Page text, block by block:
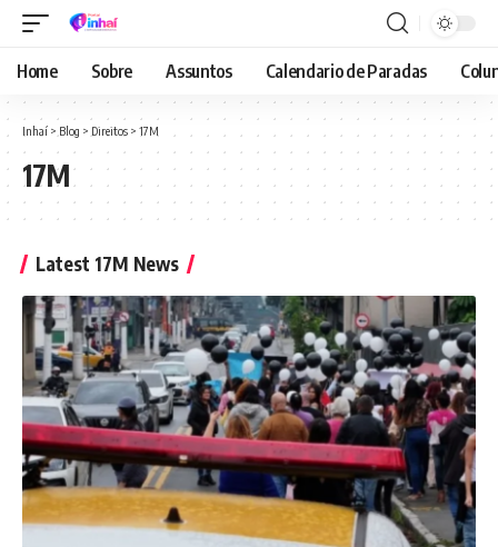
Home Sobre Assuntos Calendario de Paradas
Inhaí > Blog > Direitos > 17M
17M
Latest 17M News